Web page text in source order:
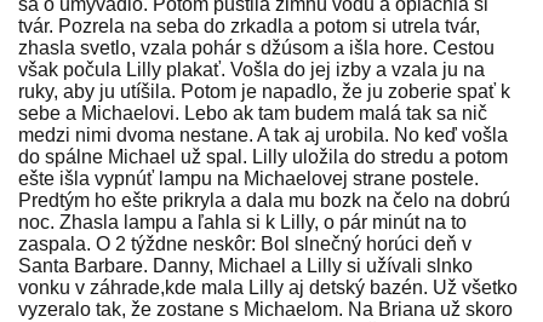
sa o umývadlo. Potom pustila zimnú vodu a opláchla si
tvár. Pozrela na seba do zrkadla a potom si utrela tvár,
zhasla svetlo, vzala pohár s džúsom a išla hore. Cestou
však počula Lilly plakať. Vošla do jej izby a vzala ju na
ruky, aby ju utíšila. Potom je napadlo, že ju zoberie spať k
sebe a Michaelovi. Lebo ak tam budem malá tak sa nič
medzi nimi dvoma nestane. A tak aj urobila. No keď vošla
do spálne Michael už spal. Lilly uložila do stredu a potom
ešte išla vypnúť lampu na Michaelovej strane postele.
Predtým ho ešte prikryla a dala mu bozk na čelo na dobrú
noc. Zhasla lampu a ľahla si k Lilly, o pár minút na to
zaspala. O 2 týždne neskôr: Bol slnečný horúci deň v
Santa Barbare. Danny, Michael a Lilly si užívali slnko
vonku v záhrade,kde mala Lilly aj detský bazén. Už všetko
vyzeralo tak, že zostane s Michaelom. Na Briana už skoro